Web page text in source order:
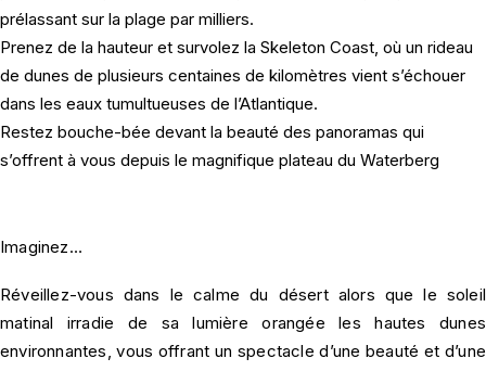
prélassant sur la plage par milliers.
Prenez de la hauteur et survolez la Skeleton Coast, où un rideau
de dunes de plusieurs centaines de kilomètres vient s’échouer
dans les eaux tumultueuses de l’Atlantique.
Restez bouche-bée devant la beauté des panoramas qui
s’offrent à vous depuis le magnifique plateau du Waterberg
Imaginez…
Réveillez-vous dans le calme du désert alors que le soleil
matinal irradie de sa lumière orangée les hautes dunes
environnantes, vous offrant un spectacle d’une beauté et d’une